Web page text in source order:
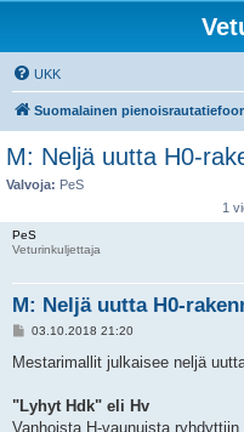
UKK
Suomalainen
M: Neljä uutta H0-
Valvoja: PeS
1
PeS
Veturinkuljettaja
M: Neljä uutta H0-
V
e
03.10.2018 21:20
Mestarimallit julkaisee neljä
"Lyhyt Hdk" eli Hv
Vanhoista H-vaunuista